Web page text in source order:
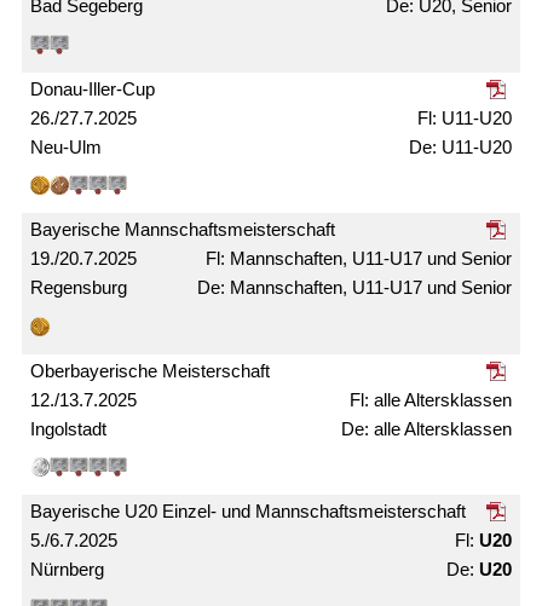
Bad Segeberg
U20, Senior
26./27.7.2025
Donau-Iller-Cup
Neu-Ulm
U11-U20
U11-U20
19./20.7.2025
Bayerische Mann­schafts­meister­schaft
Regensburg
Mann­schaften, U11-U17 und Senior
Mann­schaften, U11-U17 und Senior
12./13.7.2025
Ober­bayerische Meister­schaft
Ingolstadt
alle Alters­­klassen
alle Alters­klassen
5./6.7.2025
Bayerische U20 Einzel- und Mann­schafts­meister­schaft
Nürnberg
U20
U20